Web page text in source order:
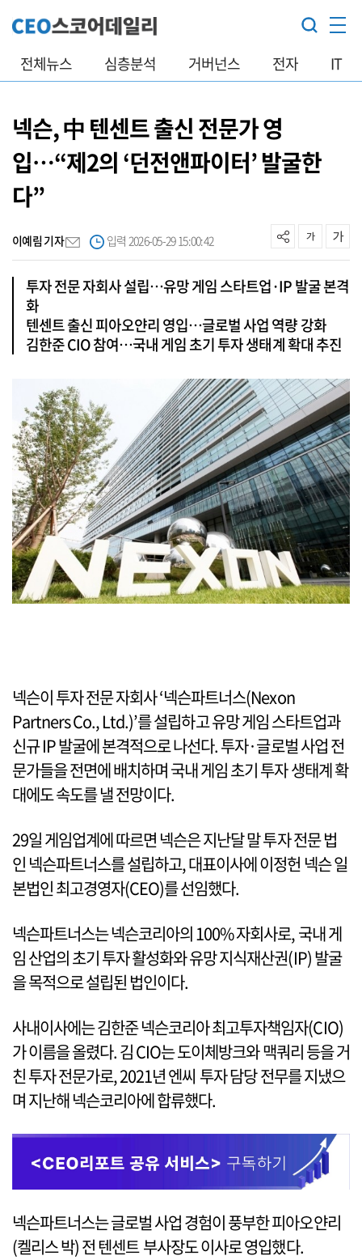
전체뉴스 심층분석 거버넌스 전자 IT
넥슨, 中 텐센트 출신 전문가 영
입…“제2의 ‘던전앤파이터’ 발굴한
다”
이예림 기자 입력 2026-05-29 15:00:42
투자 전문 자회사 설립…유망 게임 스타트업·IP 발굴 본격
화
텐센트 출신 피아오얀리 영입…글로벌 사업 역량 강화
김한준 CIO 참여…국내 게임 초기 투자 생태계 확대 추진
넥슨이 투자 전문 자회사 ‘넥슨파트너스(Nexon
Partners Co., Ltd.)’를 설립하고 유망 게임 스타트업과
신규 IP 발굴에 본격적으로 나선다. 투자·글로벌 사업 전
문가들을 전면에 배치하며 국내 게임 초기 투자 생태계 확
대에도 속도를 낼 전망이다.
29일 게임업계에 따르면 넥슨은 지난달 말 투자 전문 법
인 넥슨파트너스를 설립하고, 대표이사에 이정헌 넥슨 일
본법인 최고경영자(CEO)를 선임했다.
넥슨파트너스는 넥슨코리아의 100% 자회사로, 국내 게
임 산업의 초기 투자 활성화와 유망 지식재산권(IP) 발굴
을 목적으로 설립된 법인이다.
사내이사에는 김한준 넥슨코리아 최고투자책임자(CIO)
가 이름을 올렸다. 김 CIO는 도이체방크와 맥쿼리 등을 거
친 투자 전문가로, 2021년 엔씨 투자 담당 전무를 지냈으
며 지난해 넥슨코리아에 합류했다.
넥슨파트너스는 글로벌 사업 경험이 풍부한 피아오얀리
(켈리스 박) 전 텐센트 부사장도 이사로 영입했다.